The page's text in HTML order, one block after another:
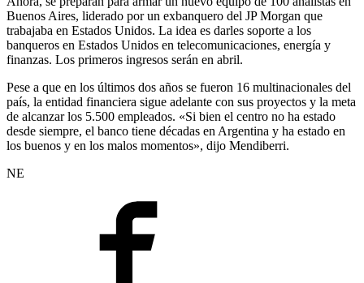
Buenos Aires, liderado por un exbanquero del JP Morgan que
trabajaba en Estados Unidos. La idea es darles soporte a los
banqueros en Estados Unidos en telecomunicaciones, energía y
finanzas. Los primeros ingresos serán en abril.
Pese a que en los últimos dos años se fueron 16 multinacionales del
país, la entidad financiera sigue adelante con sus proyectos y la meta
de alcanzar los 5.500 empleados. «Si bien el centro no ha estado
desde siempre, el banco tiene décadas en Argentina y ha estado en
los buenos y en los malos momentos», dijo Mendiberri.
NE